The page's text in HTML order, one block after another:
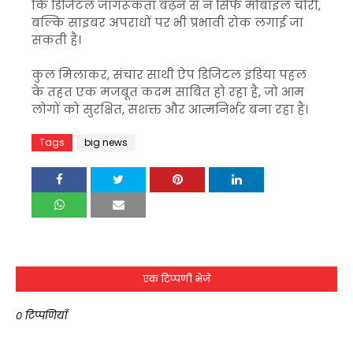
कि डिजिटल जागरूकता बढ़ने से न सिर्फ मोबाइल चोरी,
बल्कि साइबर अपराधों पर भी प्रभावी रोक लगाई जा
सकती है।
कुल मिलाकर, संचार साथी ऐप डिजिटल इंडिया पहल
के तहत एक मजबूत कदम साबित हो रहा है, जो आम
लोगों को सुरक्षित, सशक्त और आत्मनिर्भर बना रहा है।
Tags big news
एक टिप्पणी भेजें
0 टिप्पणियाँ